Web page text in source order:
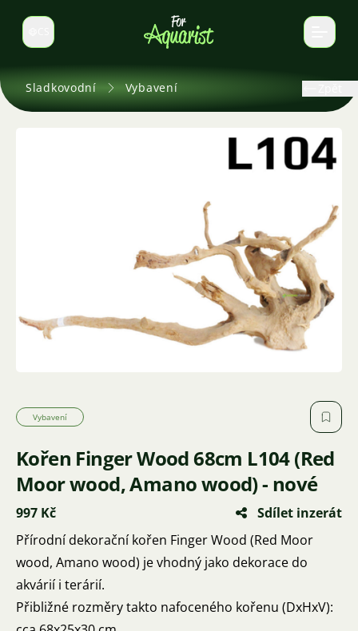
Select language
Sladkovodní Vybavení
Vybavení
Kořen Finger Wood 68cm L104 (Red
Moor wood, Amano wood) - nové
997 Kč
Sdílet inzerát
Přírodní dekorační kořen Finger Wood (Red Moor
wood, Amano wood) je vhodný jako dekorace do
akvárií i terárií.
Přibližné rozměry takto nafoceného kořenu (DxHxV):